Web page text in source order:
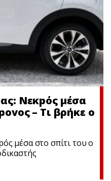
Νεκpός μέσα
– Τι βρήκε ο
μέσα στο σπίτι του ο